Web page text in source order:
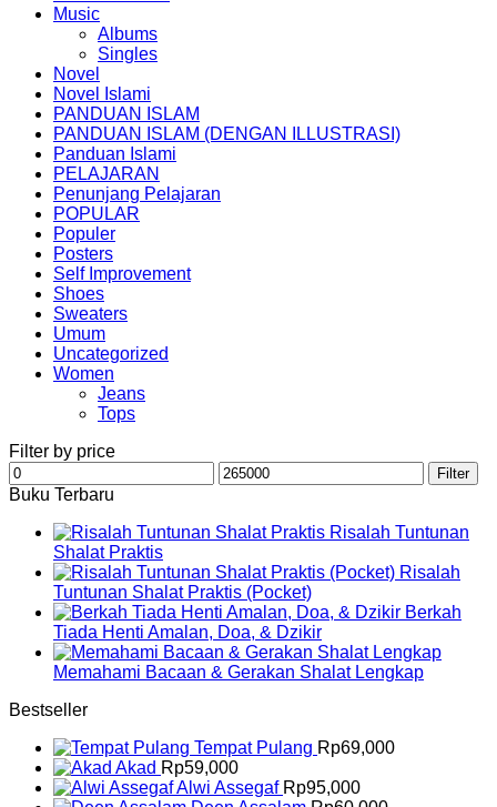
Music
Albums
Singles
Novel
Novel Islami
PANDUAN ISLAM
PANDUAN ISLAM (DENGAN ILLUSTRASI)
Panduan Islami
PELAJARAN
Penunjang Pelajaran
POPULAR
Populer
Posters
Self Improvement
Shoes
Sweaters
Umum
Uncategorized
Women
Jeans
Tops
Filter by price
Min
price
Max
price
Filter
Buku Terbaru
Risalah Tuntunan
Shalat Praktis
Risalah
Tuntunan Shalat Praktis (Pocket)
Berkah
Tiada Henti Amalan, Doa, & Dzikir
Memahami Bacaan & Gerakan Shalat Lengkap
Bestseller
Tempat Pulang Rp69,000
Akad Rp59,000
Alwi Assegaf Rp95,000